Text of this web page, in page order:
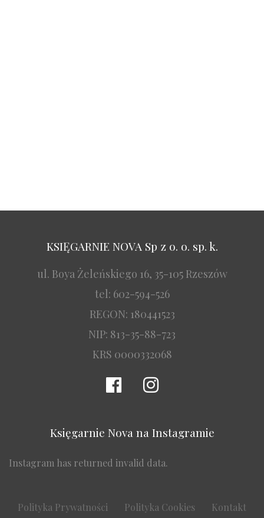
KSIĘGARNIE NOVA Sp z o. o. sp. k.
ul. Boya Żeleńskiego 16, 35-105 Rzeszów
tel: 602-594-526
REGON: 180441523
NIP: 813-35-88-723
KRS 0000332068
Księgarnie Nova na Instagramie
Instagram has returned invalid data.
Polityka Prywatności Polityka Cookies Kontakt